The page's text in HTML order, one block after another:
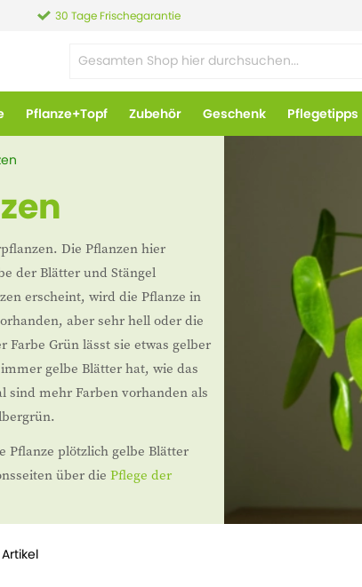
30 Tage Frischegarantie
Pflanze+Topf Zubehör Geschenk Pflegetipps
Die Pflanzen hier
der Blätter und Stängel
erscheint, wird die Pflanze in
aber sehr hell oder die
Grün lässt sie etwas gelber
gelbe Blätter hat, wie das
sind mehr Farben vorhanden als
Pflanze plötzlich gelbe Blätter
über die Pflege der